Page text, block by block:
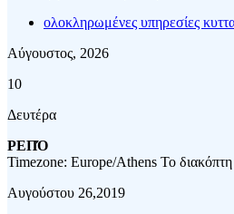
ολοκληρωμένες υπηρεσίες
Αύγουστος, 2026
10
Δευτέρα
ΡΕΠΌ
Timezone: Europe/Athens Το διακόπτη
Αυγούστου 26,2019